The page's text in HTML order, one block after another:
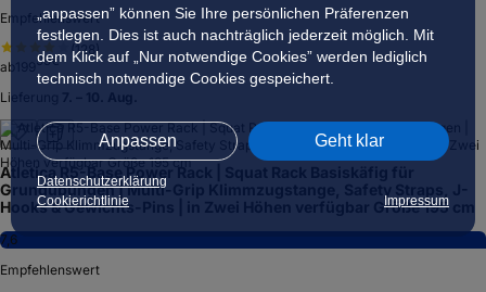
„anpassen” können Sie Ihre persönlichen Präferenzen
festlegen. Dies ist auch nachträglich jederzeit möglich. Mit
dem Klick auf „Nur notwendige Cookies” werden lediglich
technisch notwendige Cookies gespeichert.
Anpassen Geht klar
Datenschutzerklärung
Cookierichtlinie
Impressum
Empfehlenswert
(128 )
ab
99€
Lieferung
Atletica R5-Base Power Rack | Squat Rack Basiskäfig für
Grundübungen | Multi-Grip Klimmzugstange, Safety Straps, J-
Hooks & Gewichts-Pins | in Zwei Höhen verfügbar Größe 195 cm
7,6
Empfehlenswert